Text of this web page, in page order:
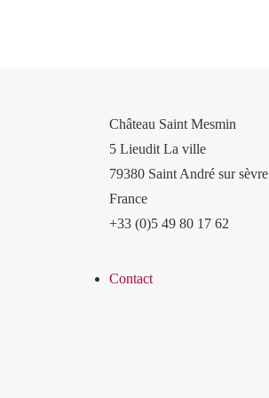
Château Saint Mesmin
5 Lieudit La ville
79380 Saint André sur sèvre
France
+33 (0)5 49 80 17 62
Contact